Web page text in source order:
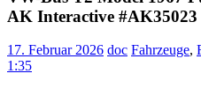
AK Interactive #AK35023
17. Februar 2026 doc Fahrzeuge,
1:35